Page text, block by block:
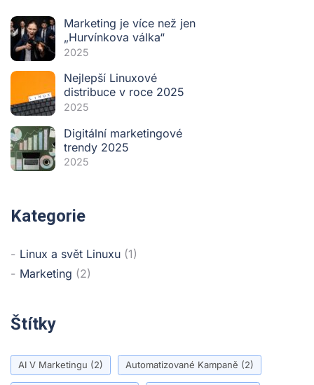
Marketing je více než jen
„Hurvínkova válka“
2025
Nejlepší Linuxové
distribuce v roce 2025
2025
Digitální marketingové
trendy 2025
2025
Kategorie
Linux a svět Linuxu (1)
Marketing (2)
Štítky
AI V Marketingu (2) Automatizované Kampaně (2)